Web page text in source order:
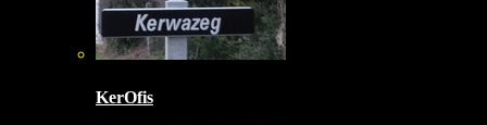
KerOfis